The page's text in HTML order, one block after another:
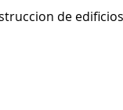
de